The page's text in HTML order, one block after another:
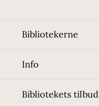
Bibliotekerne
Info
Bibliotekets tilbud